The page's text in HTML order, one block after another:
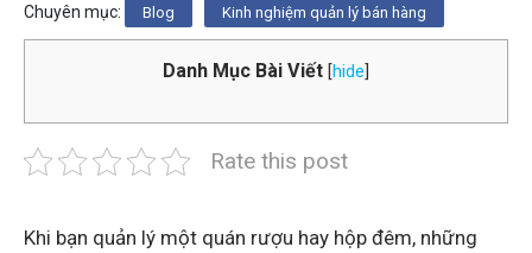
Chuyên mục: Blog Kinh nghiệm quản lý bán hàng
Danh Mục Bài Viết [hide
Rate this post
Khi bạn quản lý một quán rượu hay hộp đêm, những